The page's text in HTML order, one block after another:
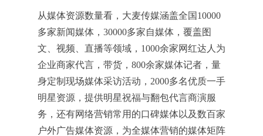
从媒体资源数量看，大麦传媒涵盖全国10000
多家新闻媒体，30000多家自媒体，覆盖图
文、视频、直播等领域，1000余家网红达人为
企业商家代言，带货，800余家媒体记者，量
身定制现场媒体采访活动，2000多名优质一手
明星资源，提供明星祝福与翻包代言商演服
务，还有网络营销常用的口碑媒体以及数百家
户外广告媒体资源，为全媒体营销的媒体矩阵